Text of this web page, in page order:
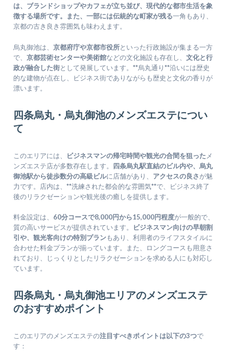
は、ブランドショップやカフェが立ち並び、現代的な都市生活を象
徴する場所です。また、一部には伝統的な町家が残る一角もあり、
京都の古き良き雰囲気も味わえます。
烏丸御池は、京都府庁や京都市役所といった行政施設が集まる一方
で、京都芸術センターや美術館などの文化施設も存在し、文化と行
政が融合した街として発展しています。**烏丸通り**沿いには歴史
的な建物が点在し、ビジネス街でありながらも歴史と文化の香りが
漂います。
四条烏丸・烏丸御池のメンズエステについ
て
このエリアには、 ビジネスマンの帰宅時間や観光の合間を狙った メ
ンズエステ店が多数存在します。 四条烏丸駅直結のビル内や、烏丸
御池駅から徒歩数分の高級ビルに店舗があり、 アクセスの良さが魅
力です。店内は、**洗練された都会的な雰囲気**で、ビジネス終了
後のリラクゼーションや観光後の癒しを提供します。
料金設定は、 60分コースで8,000円から15,000円程度が一般的で、
質の高いサービスが提供されています。
ビジネスマン向けの早朝割
引や、観光客向けの特別プランもあり、利用者のライフスタイルに
合わせた料金プランが揃っています。また、ロングコースも用意さ
れており、じっくりとしたリラクゼーションを求める人にも対応し
ています。
四条烏丸・烏丸御池エリアのメンズエステ
のおすすめポイント
このエリアのメンズエステの注目すべきポイントは以下の3つで
す：